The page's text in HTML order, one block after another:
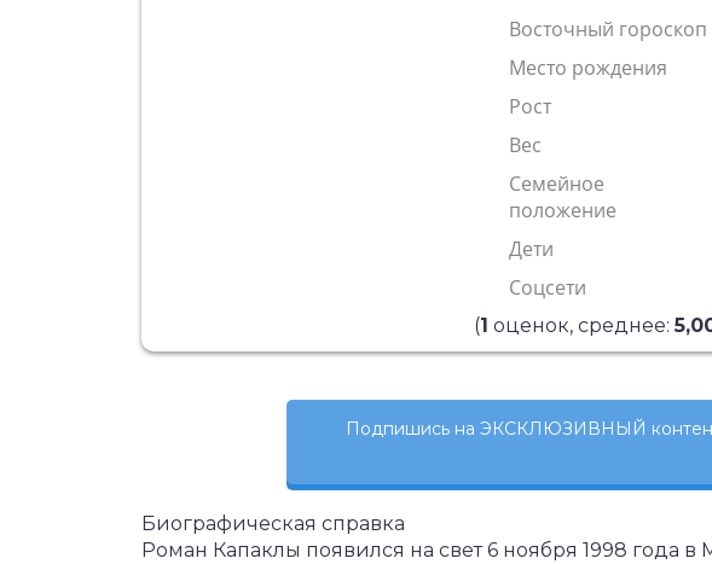
Восточный гороскоп
Место рождения
Рост
Вес
Семейное
положение
Дети
Соцсети
(1 оценок, среднее:
Подпишись на ЭКСКЛЮЗИВНЫЙ
Биографическая справка
Роман Капаклы появился на свет 6 ноября 1998 года в